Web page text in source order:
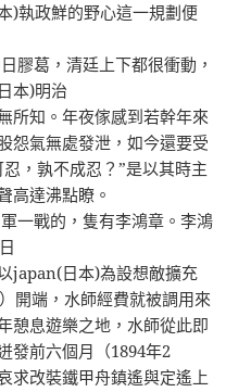
)執政鮮的野心這一規劃便
葛，清廷上下都很衝動，
本)明治
知。年夜傢感到若幹年來
怨氣無處發泄，如今還要受
，孰不成忍？”是以其時主
高達沸點瞭。
戰的，隻有李鴻章。李鴻
日本)為設想敵擴充
開端，水師經費就被調用來
憩息遊樂之地，水師從此即
發前六個月（1894年2
求改裝鐵甲舟鎮遙與定遙上